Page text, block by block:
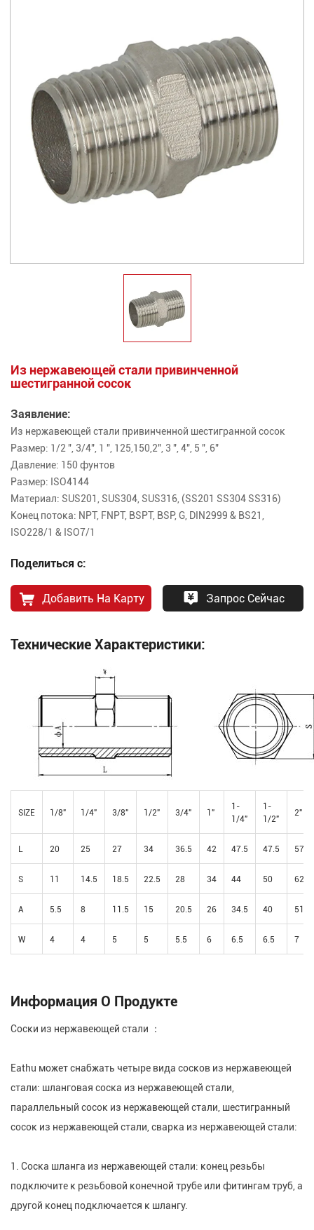
Из нержавеющей стали привинченной
шестигранной сосок
Заявление:
Из нержавеющей стали привинченной шестигранной сосок
Размер: 1/2 ", 3/4", 1 ", 125,150,2", 3 ", 4", 5 ", 6"
Давление: 150 фунтов
Размер: ISO4144
Материал: SUS201, SUS304, SUS316, (SS201 SS304 SS316)
Конец потока: NPT, FNPT, BSPT, BSP, G, DIN2999 & BS21,
ISO228/1 & ISO7/1
Поделиться с:
Добавить На Карту Запрос Сейчас
Технические Характеристики:
SIZE 1/8" 1/4" 3/8" 1/2" 3/4" 1"
1-
1/4"
1-
1/2"
2"
L 20 25 27 34 36.5 42 47.5 47.5 57
S 11 14.5 18.5 22.5 28 34 44 50 62
A 5.5 8 11.5 15 20.5 26 34.5 40 51
W 4 4 5 5 5.5 6 6.5 6.5 7
Информация О Продукте
Соски из нержавеющей стали ：
Eathu может снабжать четыре вида сосков из нержавеющей
стали: шланговая соска из нержавеющей стали,
параллельный сосок из нержавеющей стали, шестигранный
сосок из нержавеющей стали, сварка из нержавеющей стали:
1. Соска шланга из нержавеющей стали: конец резьбы
подключите к резьбовой конечной трубе или фитингам труб, а
другой конец подключается к шлангу.